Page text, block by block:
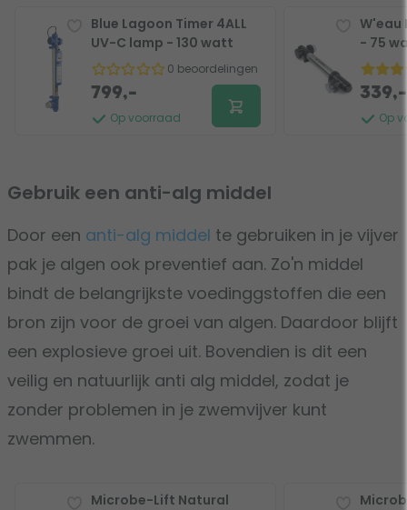
Blue Lagoon Timer 4ALL
UV-C lamp - 130 watt
0 beoordelingen
Op voorraad
799,-
W'eau
- 75
Op
339,-
Gebruik een anti-alg middel
Door een anti-alg middel te gebruiken in je vijver
pak je algen ook preventief aan. Zo'n middel
bindt de belangrijkste voedinggstoffen die een
bron zijn voor de groei van algen. Daardoor blijft
een explosieve groei uit. Bovendien is dit een
veilig en natuurlijk anti alg middel, zodat je
zonder problemen in je zwemvijver kunt
zwemmen.
Microbe-Lift Natural